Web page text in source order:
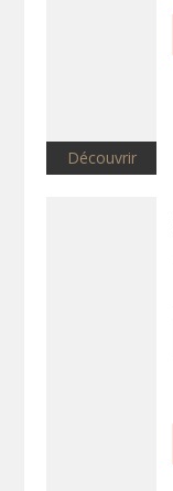
Découvrir